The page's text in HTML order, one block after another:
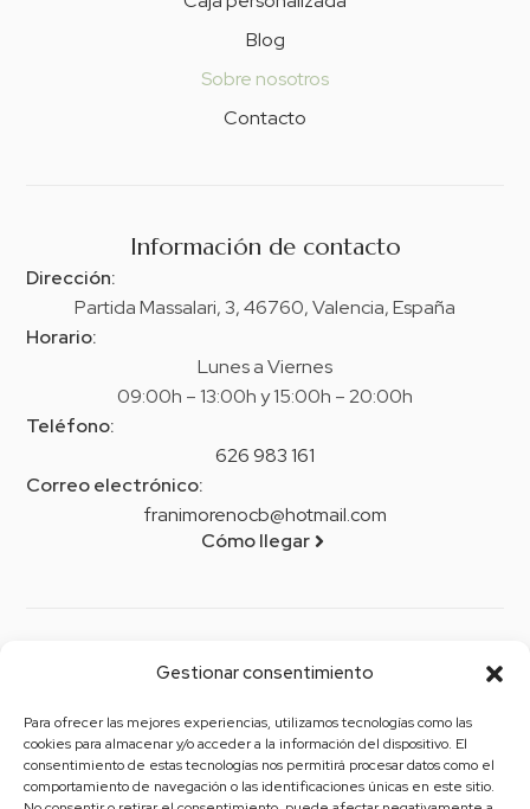
Gestionar consentimiento
Para ofrecer las mejores experiencias, utilizamos tecnologías como las
cookies para almacenar y/o acceder a la información del dispositivo. El
consentimiento de estas tecnologías nos permitirá procesar datos como el
comportamiento de navegación o las identificaciones únicas en este sitio.
Blog
Sobre nosotros
Contacto
Información de contacto
Dirección:
Partida Massalari, 3, 46760, Valencia, España
Horario:
Lunes a Viernes
09:00h – 13:00h y 15:00h – 20:00h
Teléfono:
626 983 161
Correo electrónico:
franimorenocb@hotmail.com
Cómo llegar
Política de privacidad
Política de cookies (UE)